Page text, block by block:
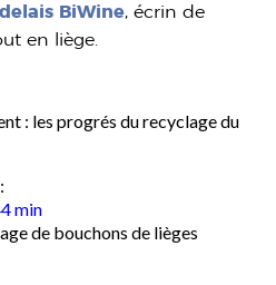
BiWine, écrin de
en liège.
: les progrés du recyclage du
min
de bouchons de lièges